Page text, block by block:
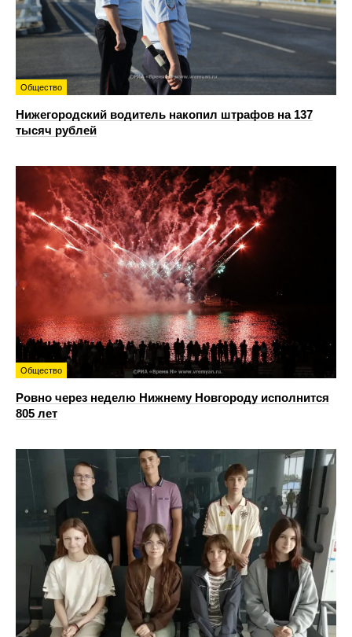
Общество
Нижегородский водитель накопил штрафов на 137
тысяч рублей
Общество
Ровно через неделю Нижнему Новгороду исполнится
805 лет